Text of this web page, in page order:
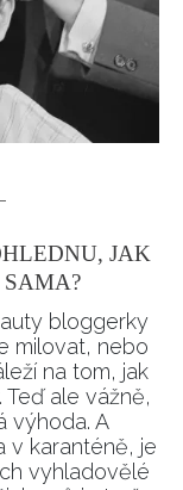
JAK
SAMA?
bloggerky
milovat, nebo
na tom, jak
ale vážně,
výhoda. A
v karanténě, je
vyhladovělé